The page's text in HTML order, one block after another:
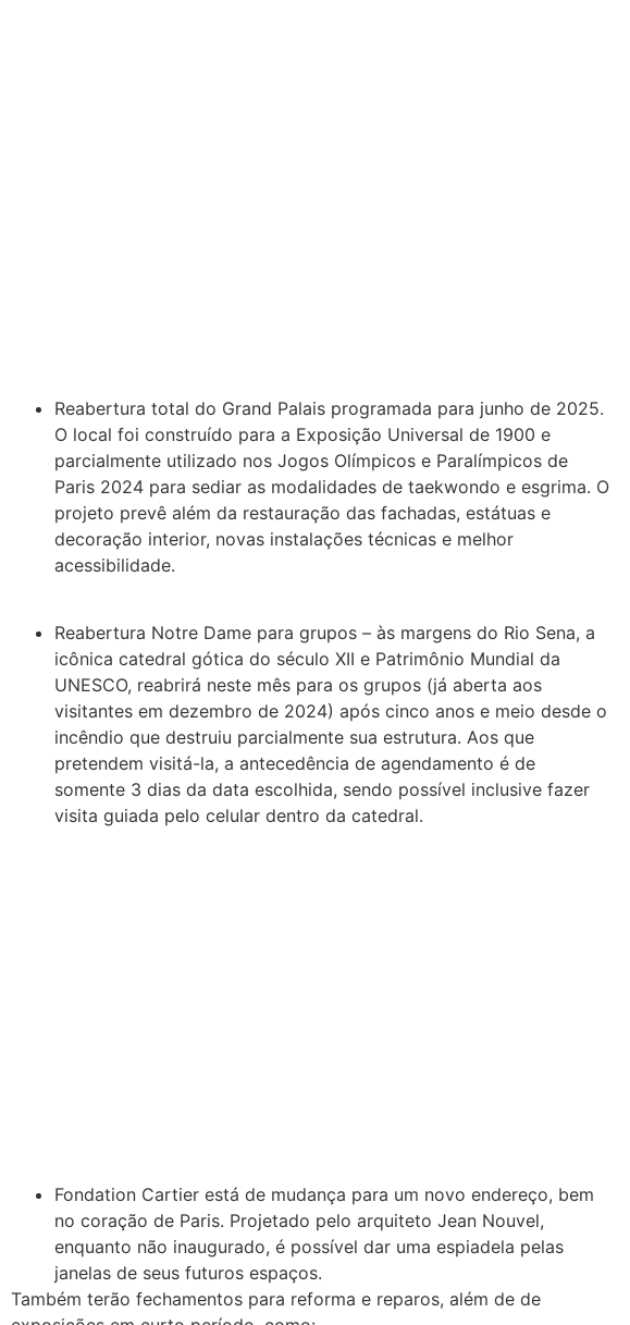
Reabertura total do Grand Palais programada para junho de 2025.
O local foi construído para a Exposição Universal de 1900 e
parcialmente utilizado nos Jogos Olímpicos e Paralímpicos de
Paris 2024 para sediar as modalidades de taekwondo e esgrima. O
projeto prevê além da restauração das fachadas, estátuas e
decoração interior, novas instalações técnicas e melhor
acessibilidade.
Reabertura Notre Dame para grupos – às margens do Rio Sena, a
icônica catedral gótica do século XII e Patrimônio Mundial da
UNESCO, reabrirá neste mês para os grupos (já aberta aos
visitantes em dezembro de 2024) após cinco anos e meio desde o
incêndio que destruiu parcialmente sua estrutura. Aos que
pretendem visitá-la, a antecedência de agendamento é de
somente 3 dias da data escolhida, sendo possível inclusive fazer
visita guiada pelo celular dentro da catedral.
Fondation Cartier está de mudança para um novo endereço, bem
no coração de Paris. Projetado pelo arquiteto Jean Nouvel,
enquanto não inaugurado, é possível dar uma espiadela pelas
janelas de seus futuros espaços.
Também terão fechamentos para reforma e reparos, além de de